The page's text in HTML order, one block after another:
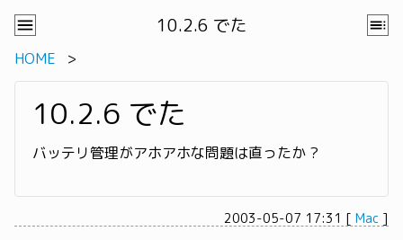
10.2.6 でた
HOME
10.2.6 でた
バッテリ管理がアホアホな問題は直ったか ?
2003-05-07 17:31 [ Mac ]